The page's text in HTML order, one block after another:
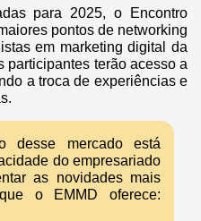
para 2025, o Encontro
pontos de networking
em marketing digital da
participantes terão acesso a
a troca de experiências e
desse mercado está
do empresariado
as novidades mais
o EMMD oferece: